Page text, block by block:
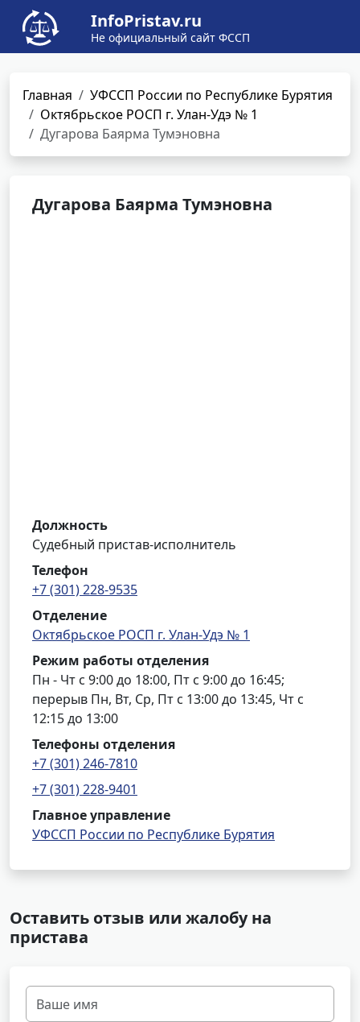
InfoPristav.ru
Не официальный сайт ФССП
Главная
УФССП России по Республике Бурятия
Октябрьское РОСП г. Улан-Удэ № 1
Дугарова Баярма Тумэновна
Дугарова Баярма Тумэновна
Должность
Судебный пристав-исполнитель
Телефон
+7 (301) 228-9535
Отделение
Октябрьское РОСП г. Улан-Удэ № 1
Режим работы отделения
Пн - Чт с 9:00 до 18:00, Пт с 9:00 до 16:45;
перерыв Пн, Вт, Ср, Пт с 13:00 до 13:45, Чт с
12:15 до 13:00
Телефоны отделения
+7 (301) 246-7810
+7 (301) 228-9401
Главное управление
УФССП России по Республике Бурятия
Оставить отзыв или жалобу на
пристава